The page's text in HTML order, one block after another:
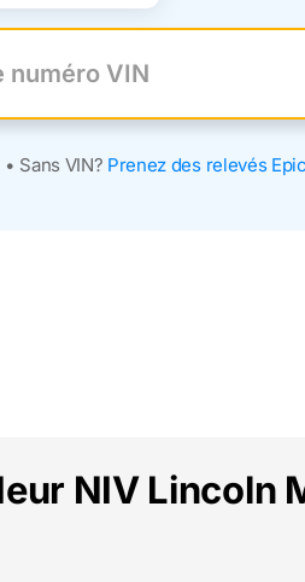
VIN
• Sans VIN? Prenez des relevés
NIV Lincoln